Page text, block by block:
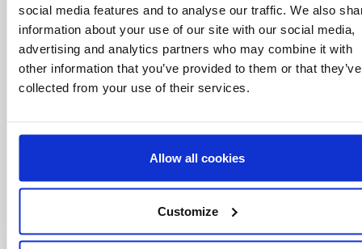
social media features and to analyse our traffic. We also
information about your use of our site with our social media,
advertising and analytics partners who may combine it with
other information that you’ve provided to them or that they’ve
collected from your use of their services.
Allow all cookies
Customize
world of licensing, all at the click of a button.